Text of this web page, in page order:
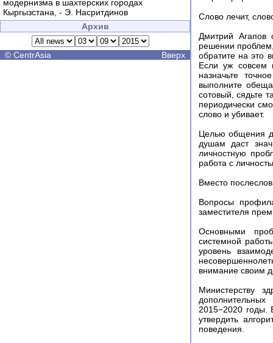
модернизма в шахтерских городах
Кыргызстана, - Э. Насритдинов
Архив
© CentrAsia Вверх
Слово лечит,
Дмитрий Агапов
решении
обратите на это
Если уж совсем
назначьте
выполните
сотовый, сядьте
периодически
слово и убивает.
Целью общения
душам даст
личностную
работа с
Вместо
Вопросы
заместителя
Основными
системной
уровень
внимание своим
Министерству
2015−2020 годы.
утвердить
поведения.